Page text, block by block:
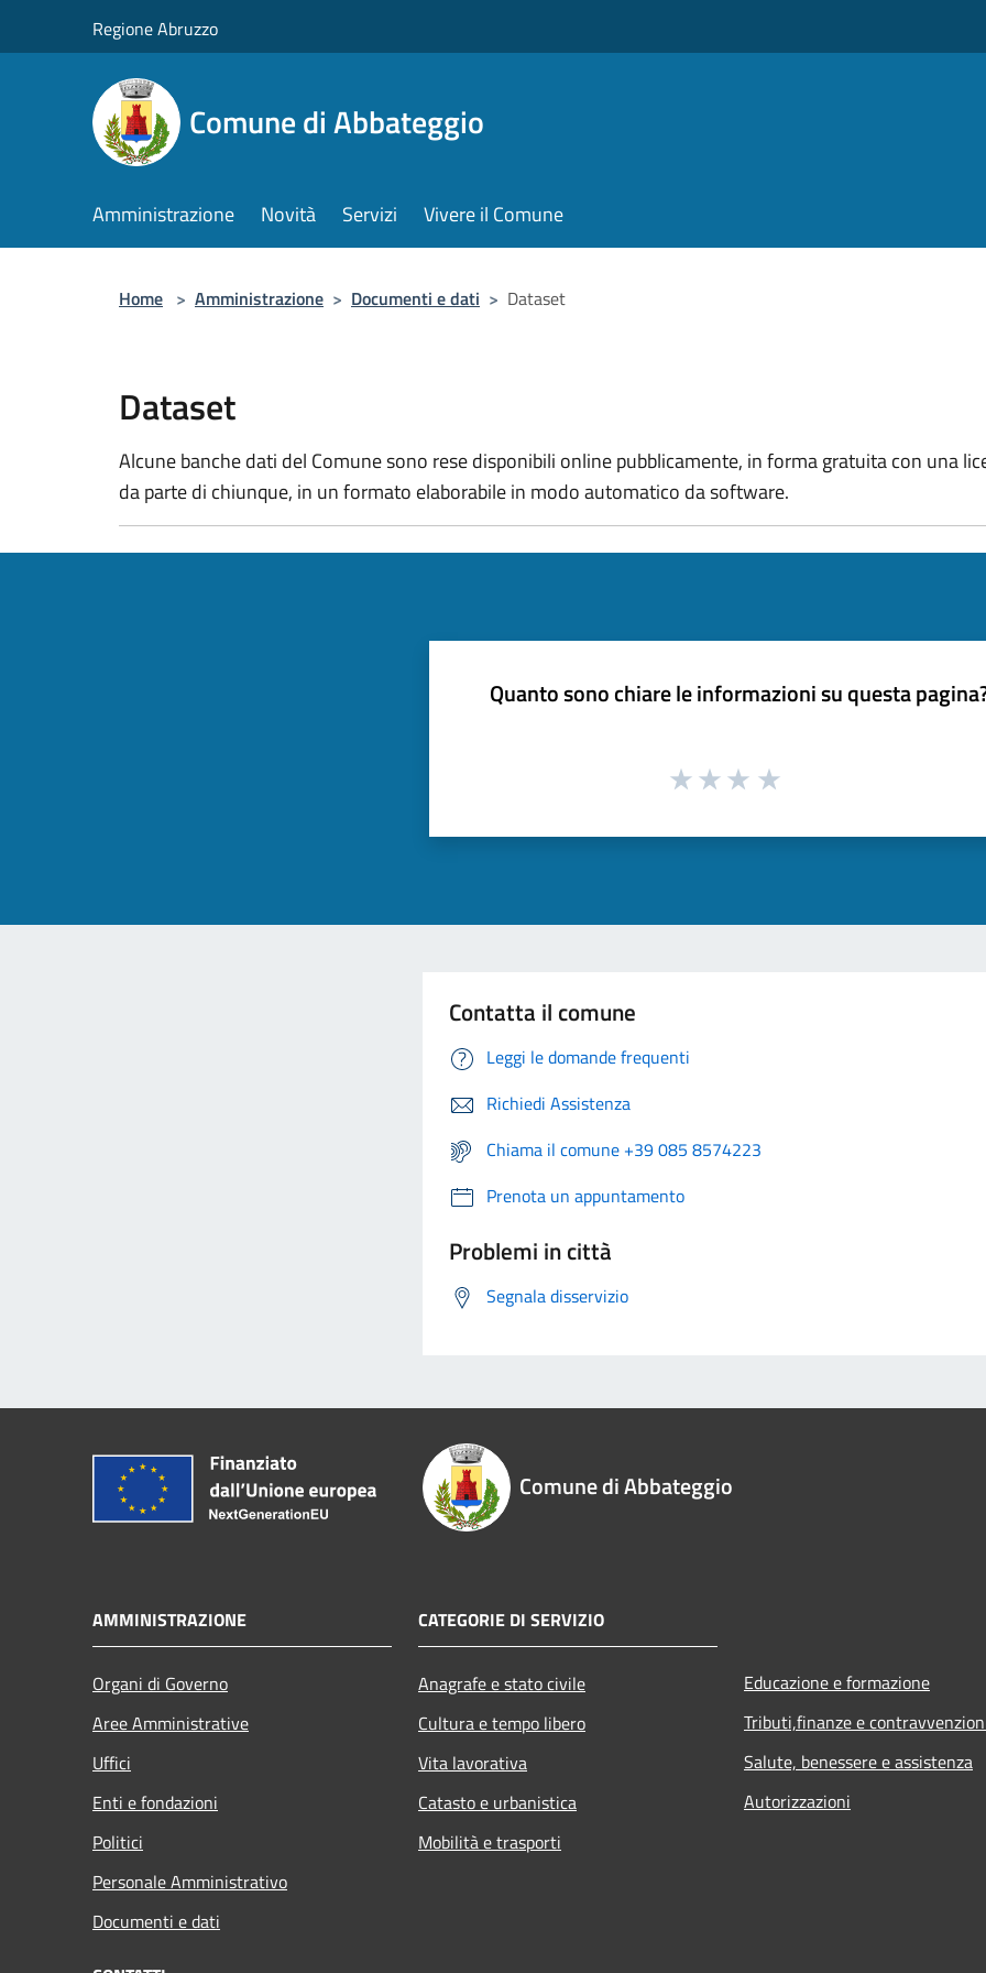
Regione Abruzzo
Comune di Abbateggio
Amministrazione Novità Servizi Vivere il Comune
Home > Amministrazione > Documenti e dati > Dataset
Dataset
Alcune banche dati del Comune sono rese disponibili online pubblicamente, in forma gratuita con una
da parte di chiunque, in un formato elaborabile in modo automatico da software.
Quanto sono chiare le informazioni su questa
Contatta il comune
Leggi le domande frequenti
Richiedi Assistenza
Chiama il comune +39 085 8574223
Prenota un appuntamento
Problemi in città
Segnala disservizio
Comune di Abbateggio
AMMINISTRAZIONE
Organi di Governo
Aree Amministrative
Uffici
Enti e fondazioni
Politici
Personale Amministrativo
Documenti e dati
CATEGORIE DI SERVIZIO
Anagrafe e stato civile
Cultura e tempo libero
Vita lavorativa
Catasto e urbanistica
Mobilità e trasporti
Educazione e formazione
Tributi,finanze e
Salute, benessere e assistenza
Autorizzazioni